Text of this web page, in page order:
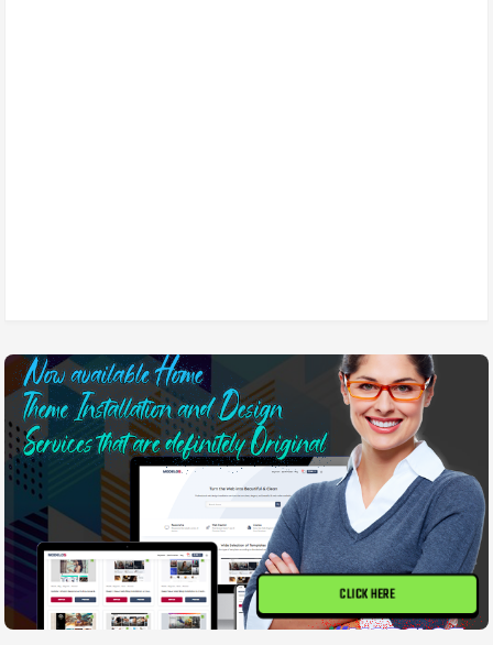
CLICK HERE